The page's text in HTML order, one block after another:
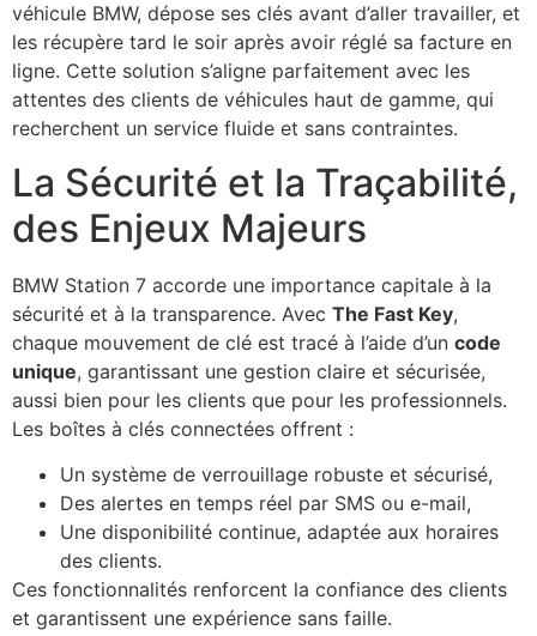
véhicule BMW, dépose ses clés avant d’aller travailler, et
les récupère tard le soir après avoir réglé sa facture en
ligne. Cette solution s’aligne parfaitement avec les
attentes des clients de véhicules haut de gamme, qui
recherchent un service fluide et sans contraintes.
La Sécurité et la Traçabilité,
des Enjeux Majeurs
BMW Station 7 accorde une importance capitale à la
sécurité et à la transparence. Avec The Fast Key,
chaque mouvement de clé est tracé à l’aide d’un code
unique, garantissant une gestion claire et sécurisée,
aussi bien pour les clients que pour les professionnels.
Les boîtes à clés connectées offrent :
Un système de verrouillage robuste et sécurisé,
Des alertes en temps réel par SMS ou e-mail,
Une disponibilité continue, adaptée aux horaires
des clients.
Ces fonctionnalités renforcent la confiance des clients
et garantissent une expérience sans faille.